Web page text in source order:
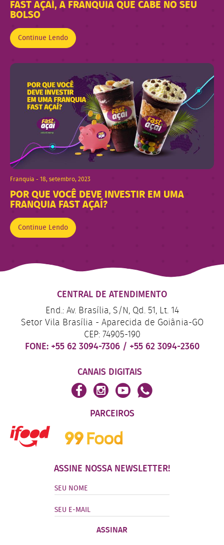
FAST AÇAÍ, A FRANQUIA QUE CABE NO SEU
BOLSO
Continue Lendo
Franquia - 18, setembro, 2023
POR QUE VOCÊ DEVE INVESTIR EM UMA
FRANQUIA FAST AÇAÍ?
Continue Lendo
CENTRAL DE ATENDIMENTO
End.: Av. Brasília, S/N, Qd. 51, Lt. 14
Setor Vila Brasília - Aparecida de Goiânia-GO
CEP: 74905-190
FONE: +55 62 3094-7306 / +55 62 3094-2360
CANAIS DIGITAIS
PARCEIROS
ASSINE NOSSA NEWSLETTER!